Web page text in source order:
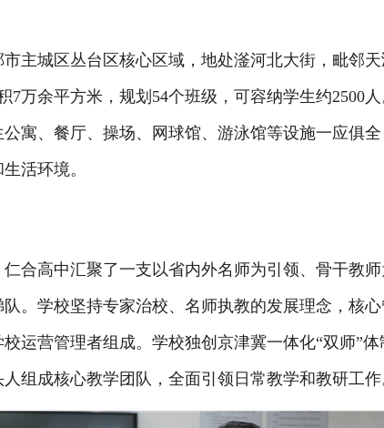
城区丛台区核心区域，地处滏河北大街，毗邻天
7万余平方米，规划54个班级，可容纳学生约2500
寓、餐厅、操场、网球馆、游泳馆等设施一应俱
活环境。
高中汇聚了一支以省内外名师为引领、骨干教师
。学校坚持专家治校、名师执教的发展理念，核
运营管理者组成。学校独创京津冀一体化“双师”
组成核心教学团队，全面引领日常教学和教研工作